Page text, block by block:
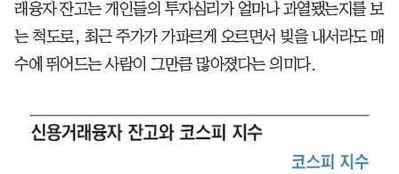
래융자 잔고는 개인들의 투자심리가 얼마나 과열됐는지를 보
는 척도로, 최근 주가가 가파르게 오르면서 빚을 내서라도 매
수에 뛰어드는 사람이 그만큼 많아졌다는 의미다.